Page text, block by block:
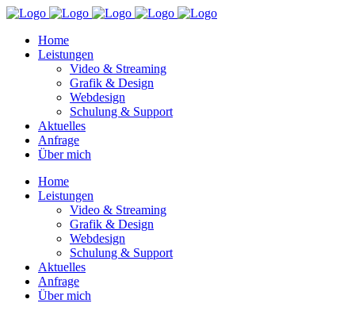
Home
Leistungen
Video & Streaming
Grafik & Design
Webdesign
Schulung & Support
Aktuelles
Anfrage
Über mich
Home
Leistungen
Video & Streaming
Grafik & Design
Webdesign
Schulung & Support
Aktuelles
Anfrage
Über mich